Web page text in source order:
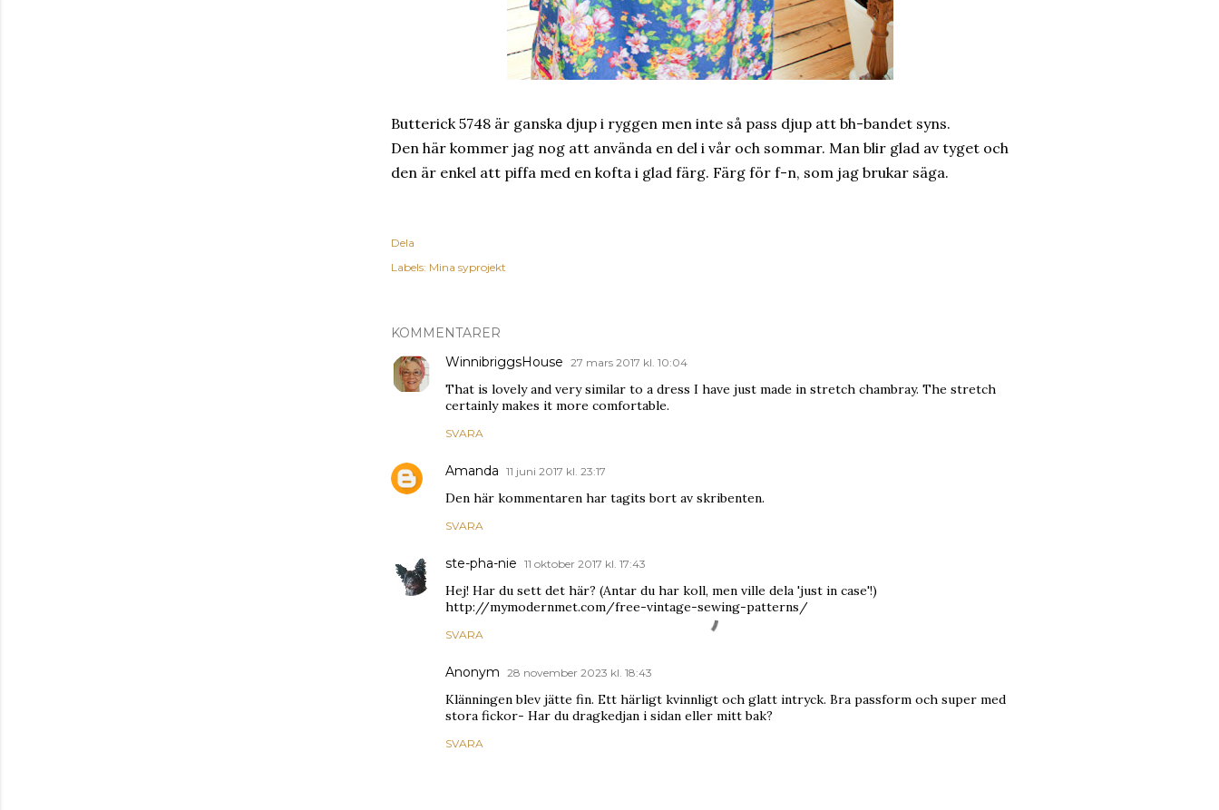
Butterick 5748 är ganska djup i ryggen men inte så pass djup att bh-bandet syns.
Den här kommer jag nog att använda en del i vår och sommar. Man blir glad av tyget och
den är enkel att piffa med en kofta i glad färg. Färg för f-n, som jag brukar säga.
Dela
Labels: Mina syprojekt
KOMMENTARER
WinnibriggsHouse 27 mars 2017 kl. 10:04
That is lovely and very similar to a dress I have just made in stretch chambray. The stretch
certainly makes it more comfortable.
SVARA
Amanda 11 juni 2017 kl. 23:17
Den här kommentaren har tagits bort av skribenten.
SVARA
ste-pha-nie 11 oktober 2017 kl. 17:43
Hej! Har du sett det här? (Antar du har koll, men ville dela 'just in case'!)
http://mymodernmet.com/free-vintage-sewing-patterns/
SVARA
Anonym 28 november 2023 kl. 18:43
Klänningen blev jätte fin. Ett härligt kvinnligt och glatt intryck. Bra passform och super med
stora fickor- Har du dragkedjan i sidan eller mitt bak?
SVARA